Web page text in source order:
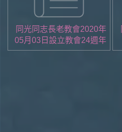
同光同志長老教會2020年
05月03日設立教會24週年
紀念主日週報